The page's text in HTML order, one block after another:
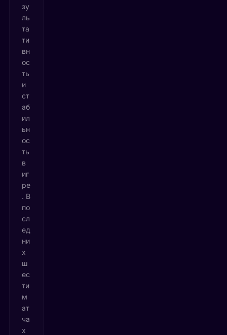
зу
ль
та
ти
вн
ос
ть
и
ст
аб
ил
ьн
ос
ть
в
иг
ре
. В
по
сл
ед
ни
х
ш
ес
ти
м
ат
ча
х